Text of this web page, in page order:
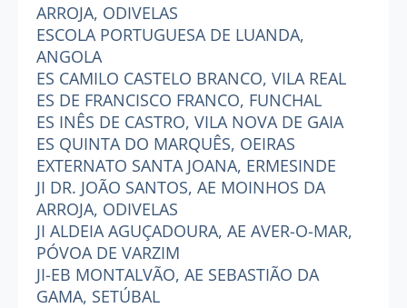
ARROJA, ODIVELAS
ESCOLA PORTUGUESA DE LUANDA,
ANGOLA
ES CAMILO CASTELO BRANCO, VILA REAL
ES DE FRANCISCO FRANCO, FUNCHAL
ES INÊS DE CASTRO, VILA NOVA DE GAIA
ES QUINTA DO MARQUÊS, OEIRAS
EXTERNATO SANTA JOANA, ERMESINDE
JI DR. JOÃO SANTOS, AE MOINHOS DA
ARROJA, ODIVELAS
JI ALDEIA AGUÇADOURA, AE AVER-O-MAR,
PÓVOA DE VARZIM
JI-EB MONTALVÃO, AE SEBASTIÃO DA
GAMA, SETÚBAL